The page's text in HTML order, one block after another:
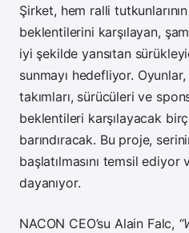
Şirket, hem ralli
beklentilerini karşılayan,
iyi şekilde yansıtan
sunmayı hedefliyor.
takımları, sürücüleri ve
beklentileri karşılayacak
barındıracak. Bu proje,
başlatılmasını temsil
dayanıyor.
NACON CEO’su Alain Falc,